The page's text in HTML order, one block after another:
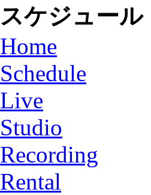
スケジュール
Home
Schedule
Live
Studio
Recording
Rental